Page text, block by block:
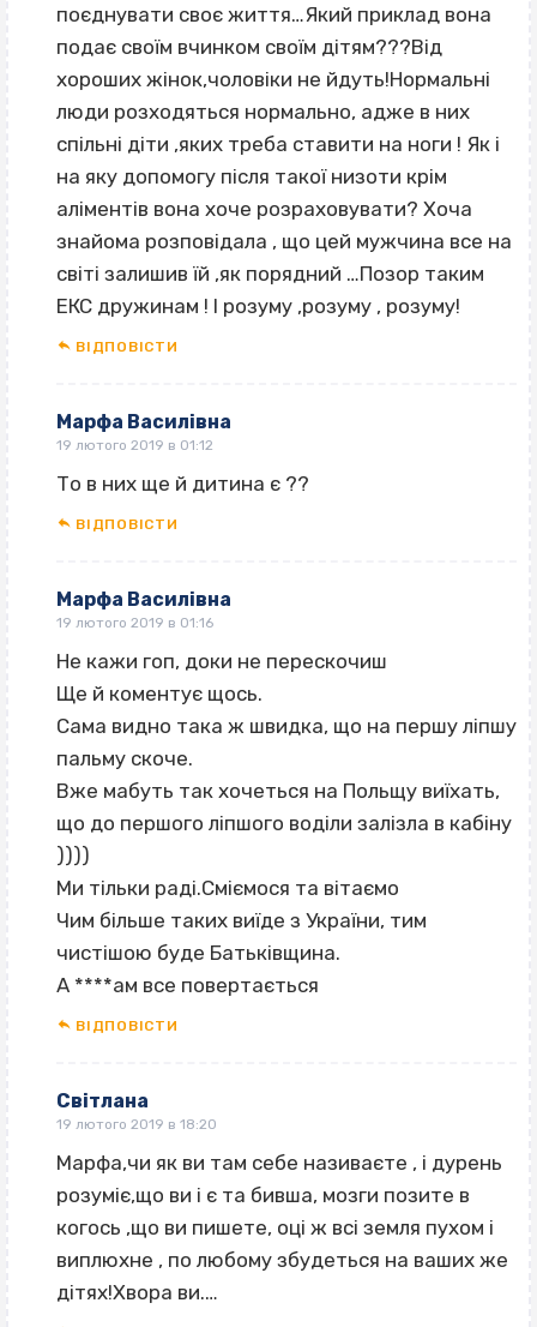
поєднувати своє життя…Який приклад вона
подає своїм вчинком своїм дітям???Від
хороших жінок,чоловіки не йдуть!Нормальні
люди розходяться нормально, адже в них
спільні діти ‚яких треба ставити на ноги ! Як і
на яку допомогу після такої низоти крім
аліментів вона хоче розраховувати? Хоча
знайома розповідала , що цей мужчина все на
світі залишив їй ‚як порядний …Позор таким
ЕКС дружинам ! І розуму ‚розуму , розуму!
ВІДПОВІCТИ
Марфа Василівна
19 лютого 2019 в 01:12
То в них ще й дитина є ??
ВІДПОВІCТИ
Марфа Василівна
19 лютого 2019 в 01:16
Не кажи гоп, доки не перескочиш
Ще й коментує щось.
Сама видно така ж швидка, що на першу ліпшу
пальму скоче.
Вже мабуть так хочеться на Польщу виїхать,
що до першого ліпшого воділи залізла в кабіну
))))
Ми тільки раді.Сміємося та вітаємо
Чим більше таких виїде з України, тим
чистішою буде Батьківщина.
А ****ам все повертається
ВІДПОВІCТИ
Світлана
19 лютого 2019 в 18:20
Марфа,чи як ви там себе називаєте , і дурень
розуміє,що ви і є та бивша, мозги позите в
когось ‚що ви пишете, оці ж всі земля пухом і
виплюхне , по любому збудеться на ваших же
дітях!Хвора ви.…